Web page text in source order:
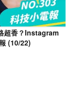
超香？Instagram
(10/22)